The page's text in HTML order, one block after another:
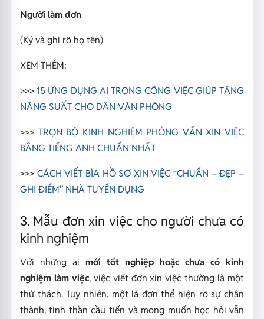
Người làm đơn
(Ký và ghi rõ họ tên)
XEM THÊM:
>>> 15 ỨNG DỤNG AI TRONG CÔNG VIỆC GIÚP TĂNG
NĂNG SUẤT CHO DÂN VĂN PHÒNG
>>> TRỌN BỘ KINH NGHIỆM PHỎNG VẤN XIN VIỆC
BẰNG TIẾNG ANH CHUẨN NHẤT
>>> CÁCH VIẾT BÌA HỒ SƠ XIN VIỆC “CHUẨN – ĐẸP –
GHI ĐIỂM” NHÀ TUYỂN DỤNG
3. Mẫu đơn xin việc cho người chưa có
kinh nghiệm
Với những ai mới tốt nghiệp hoặc chưa có kinh
nghiệm làm việc, việc viết đơn xin việc thường là một
thử thách. Tuy nhiên, một lá đơn thể hiện rõ sự chân
thành, tinh thần cầu tiến và mong muốn học hỏi vẫn